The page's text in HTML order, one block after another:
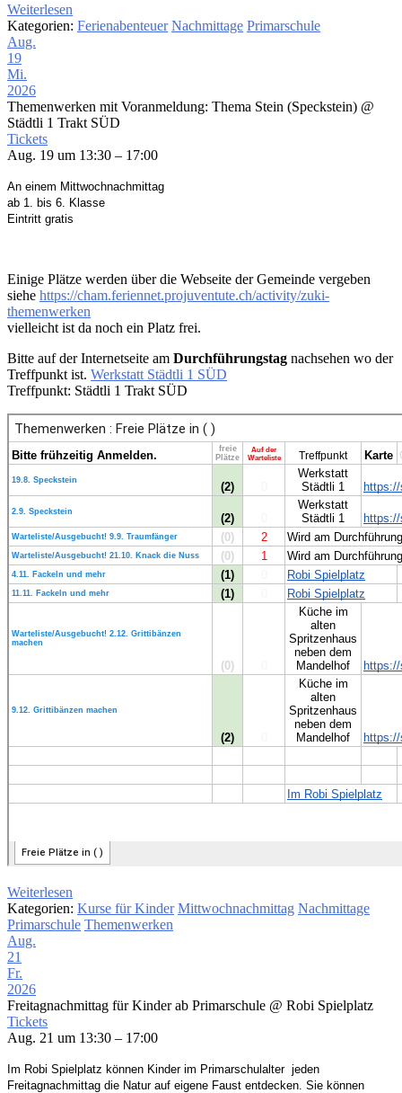
Weiterlesen
Kategorien: Ferienabenteuer Nachmittage Primarschule
Aug.
19
Mi.
2026
Themenwerken mit Voranmeldung: Thema Stein (Speckstein) @
Städtli 1 Trakt SÜD
Tickets
Aug. 19 um 13:30 – 17:00
An einem Mittwochnachmittag
ab 1. bis 6. Klasse
Eintritt gratis
Einige Plätze werden über die Webseite der Gemeinde vergeben
siehe https://cham.feriennet.projuventute.ch/activity/zuki-
themenwerken
vielleicht ist da noch ein Platz frei.
Bitte auf der Internetseite am Durchführungstag nachsehen wo der
Treffpunkt ist. Werkstatt Städtli 1 SÜD
Treffpunkt: Städtli 1 Trakt SÜD
Weiterlesen
Kategorien: Kurse für Kinder Mittwochnachmittag Nachmittage
Primarschule Themenwerken
Aug.
21
Fr.
2026
Freitagnachmittag für Kinder ab Primarschule @ Robi Spielplatz
Tickets
Aug. 21 um 13:30 – 17:00
Im Robi Spielplatz können Kinder im Primarschulalter jeden
Freitagnachmittag die Natur auf eigene Faust entdecken. Sie können